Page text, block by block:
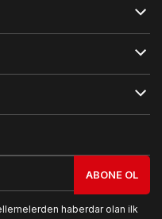
ABONE OL
haberdar olan ilk